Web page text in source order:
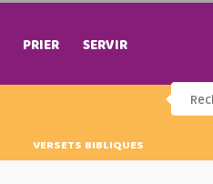
PRIER SERVIR
VERSETS BIBLIQUES